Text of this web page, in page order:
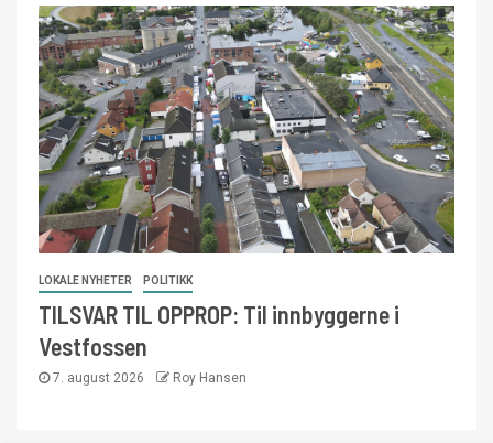
LOKALE NYHETER POLITIKK
TILSVAR TIL OPPROP: Til innbyggerne i
Vestfossen
7. august 2026 Roy Hansen